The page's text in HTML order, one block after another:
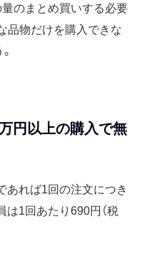
のまとめ買いする必要
品物だけを購入できな
円以上の購入で無
あれば1回の注文につき
は1回あたり690円（税